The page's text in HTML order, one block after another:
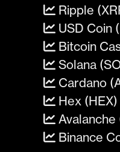
Ripple
USD Coin
Bitcoin
Solana
Cardano
Hex (HEX)
Avalanche
Binance